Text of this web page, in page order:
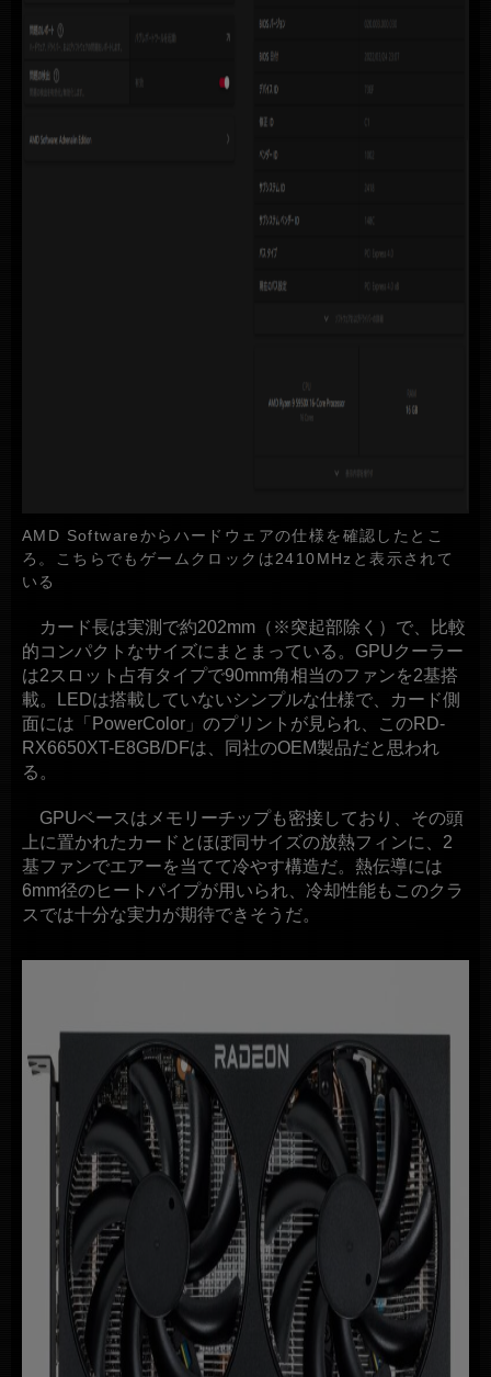
AMD Softwareからハードウェアの仕様を確認したとこ
ろ。こちらでもゲームクロックは2410MHzと表示されて
いる
カード長は実測で約202mm（※突起部除く）で、比較
的コンパクトなサイズにまとまっている。GPUクーラー
は2スロット占有タイプで90mm角相当のファンを2基搭
載。LEDは搭載していないシンプルな仕様で、カード側
面には「PowerColor」のプリントが見られ、このRD-
RX6650XT-E8GB/DFは、同社のOEM製品だと思われ
る。
GPUベースはメモリーチップも密接しており、その頭
上に置かれたカードとほぼ同サイズの放熱フィンに、2
基ファンでエアーを当てて冷やす構造だ。熱伝導には
6mm径のヒートパイプが用いられ、冷却性能もこのクラ
スでは十分な実力が期待できそうだ。